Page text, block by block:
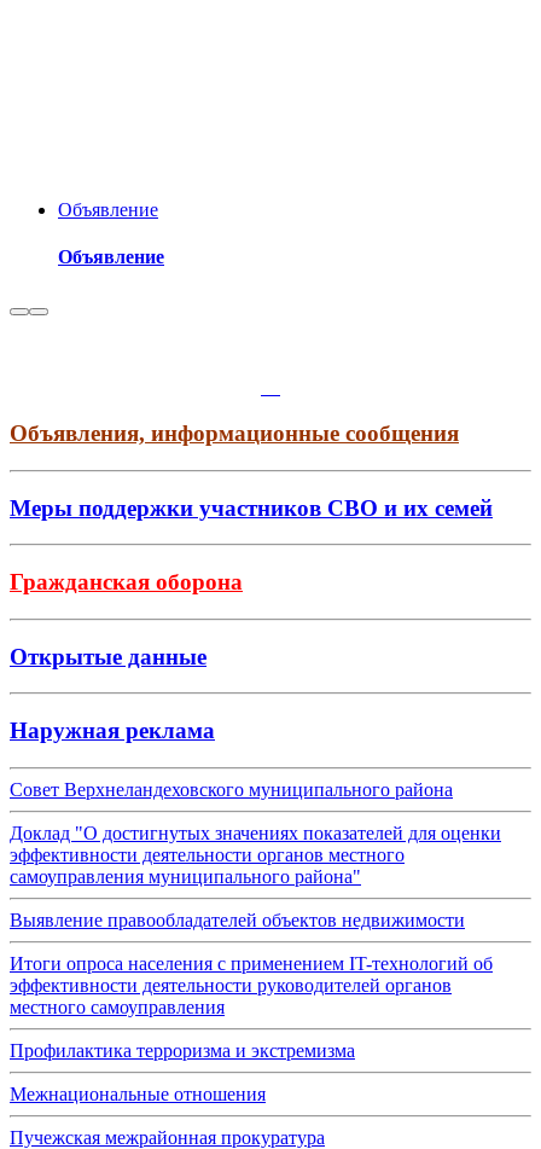
Объявление
Объявление
Объявления, информационные сообщения
Меры поддержки участников СВО и их семей
Гражданская оборона
Открытые данные
Наружная реклама
Совет Верхнеландеховского муниципального района
Доклад "О достигнутых значениях показателей для оценки
эффективности деятельности органов местного
самоуправления муниципального района"
Выявление правообладателей объектов недвижимости
Итоги опроса населения с применением IT-технологий об
эффективности деятельности руководителей органов
местного самоуправления
Профилактика терроризма и экстремизма
Межнациональные отношения
Пучежская межрайонная прокуратура